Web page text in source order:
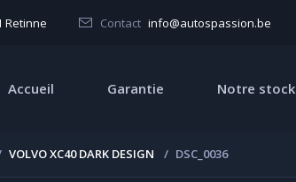
Retinne Contact info@autospassion.be
Accueil Garantie Notre stock
VOLVO XC40 DARK DESIGN DSC_0036